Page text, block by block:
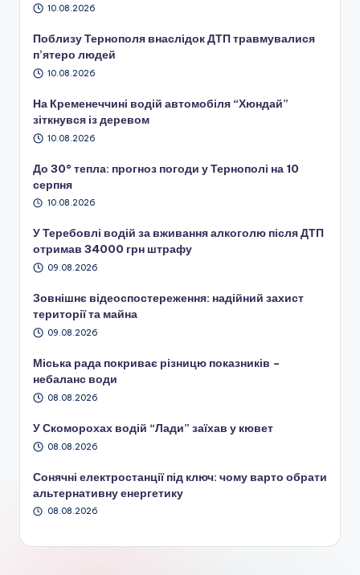
10.08.2026
Поблизу Тернополя внаслідок ДТП травмувалися
п’ятеро людей
10.08.2026
На Кременеччині водій автомобіля “Хюндай”
зіткнувся із деревом
10.08.2026
До 30° тепла: прогноз погоди у Тернополі на 10
серпня
10.08.2026
У Теребовлі водій за вживання алкоголю після ДТП
отримав 34000 грн штрафу
09.08.2026
Зовнішнє відеоспостереження: надійний захист
території та майна
09.08.2026
Міська рада покриває різницю показників –
небаланс води
08.08.2026
У Скоморохах водій “Лади” заїхав у кювет
08.08.2026
Сонячні електростанції під ключ: чому варто обрати
альтернативну енергетику
08.08.2026